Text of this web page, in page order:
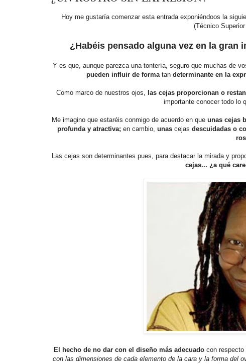
Hoy me gustaría comenzar esta entrada exponiéndoos la
(Técnico
¿Habéis pensado alguna vez en la gran
Y es que, aunque parezca una tontería, seguro que muchas de
pueden influir de forma tan determinante en la
Como marco de nuestros ojos, las cejas proporcionan o
importante conocer todo lo
Me imagino que estaréis conmigo de acuerdo en que unas cejas
profunda y atractiva; en cambio, unascejas descuidadas o
Las cejas son determinantes pues, para destacar la mirada y
cejas... ¿a qué
El hecho de no dar con el diseño más adecuado con respecto
con las dimensiones de cada elemento de la cara y la forma del